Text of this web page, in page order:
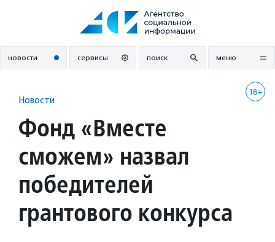
новости сервисы поиск меню
18+
Новости
Фонд «Вместе
сможем» назвал
победителей
грантового конкурса